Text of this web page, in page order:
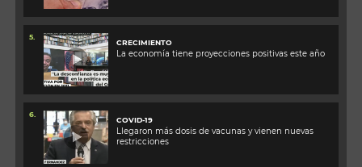
5.
CRECIMIENTO
La economía tiene proyecciones positivas este año
6.
COVID-19
Llegaron más dosis de vacunas y vienen nuevas
restricciones